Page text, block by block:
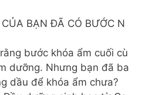
BẠN ĐÃ CÓ BƯỚC N
bước khóa ẩm cuối cù
dưỡng. Nhưng bạn đã ba
dầu để khóa ẩm chưa?